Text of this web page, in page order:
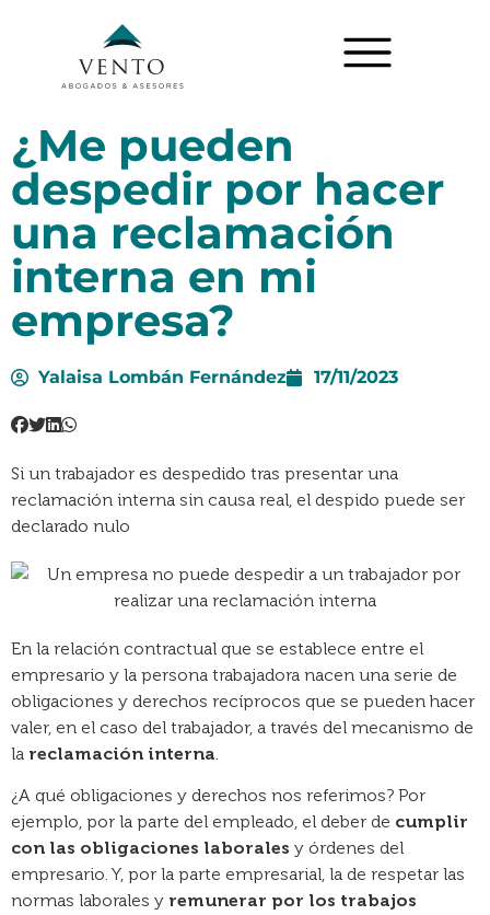
¿Me pueden
despedir por hacer
una reclamación
interna en mi
empresa?
Yalaisa Lombán Fernández 17/11/2023
Si un trabajador es despedido tras presentar una
reclamación interna sin causa real, el despido puede ser
declarado nulo
En la relación contractual que se establece entre el
empresario y la persona trabajadora nacen una serie de
obligaciones y derechos recíprocos que se pueden hacer
valer, en el caso del trabajador, a través del mecanismo de
la reclamación interna.
¿A qué obligaciones y derechos nos referimos? Por
ejemplo, por la parte del empleado, el deber de cumplir
con las obligaciones laborales y órdenes del
empresario. Y, por la parte empresarial, la de respetar las
normas laborales y remunerar por los trabajos